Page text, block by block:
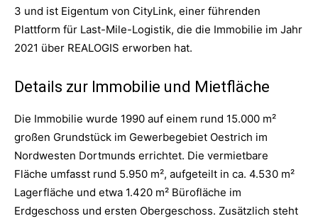
3 und ist Eigentum von CityLink, einer führenden
Plattform für Last-Mile-Logistik, die die Immobilie im Jahr
2021 über REALOGIS erworben hat.
Details zur Immobilie und Mietfläche
Die Immobilie wurde 1990 auf einem rund 15.000 m²
großen Grundstück im Gewerbegebiet Oestrich im
Nordwesten Dortmunds errichtet. Die vermietbare
Fläche umfasst rund 5.950 m², aufgeteilt in ca. 4.530 m²
Lagerfläche und etwa 1.420 m² Bürofläche im
Erdgeschoss und ersten Obergeschoss. Zusätzlich steht